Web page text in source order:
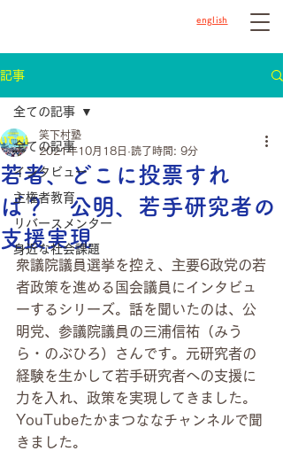
english
記事
全ての記事
インタビュー
主権者教育
リバースメンター
身近な社会課題
全ての記事
若者、どこに投票すれ
ば？ 公明、若手研究者の
支援実現
笑下村塾
2021年10月18日 読了時間: 9分
衆議院議員選挙を控え、主要6政党の若
者政策を進める国会議員にインタビュ
ーするシリーズ。話を聞いたのは、公
明党、参議院議員の三浦信祐（みう
ら・のぶひろ）さんです。元研究者の
経験を生かして若手研究者への支援に
力を入れ、政策を実現してきました。
YouTubeたかまつななチャンネルで聞
きました。